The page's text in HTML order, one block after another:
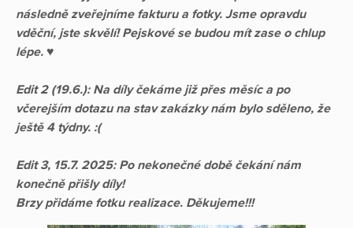
následně zveřejníme fakturu a fotky. Jsme opravdu
vděční, jste skvělí! Pejskové se budou mít zase o chlup
lépe. ♥️
Edit 2 (19.6.): Na díly čekáme již přes měsíc a po
včerejším dotazu na stav zakázky nám bylo sděleno, že
ještě 4 týdny. :(
Edit 3, 15.7. 2025: Po nekonečné době čekání nám
konečně přišly díly!
Brzy přidáme fotku realizace. Děkujeme!!!